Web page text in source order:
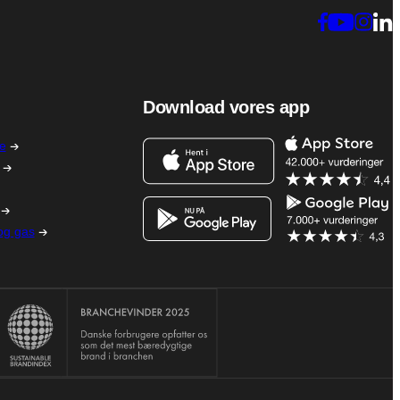
gas
Download vores app